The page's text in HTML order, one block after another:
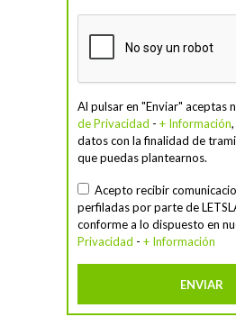
Al pulsar en "Enviar" aceptas
de Privacidad - + Información
datos con la finalidad de
que puedas plantearnos.
Acepto recibir
perfiladas por parte de
conforme a lo dispuesto en
Privacidad - + Información